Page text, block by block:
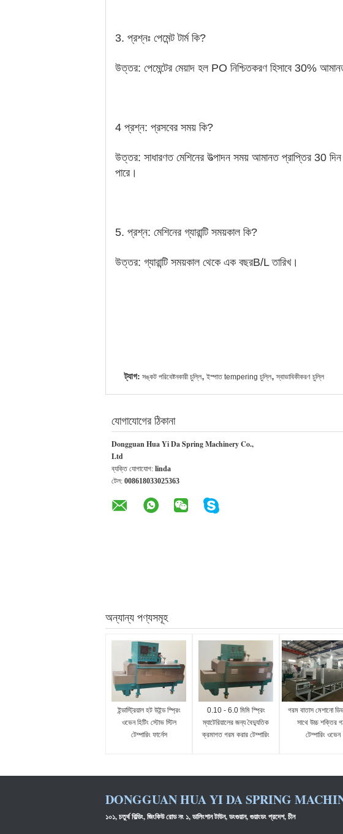
3. প্রশ্নঃ পেমেন্ট টার্ম কি?
উত্তর: পেমেন্টের মেয়াদ হল PO নিশ্চিতকরণ হিসাবে 30%
4 প্রশ্ন: প্রসবের সময় কি?
উত্তর: সাধারণত মেশিনের উত্পাদন সময় আমানত প্রাপ্তির 30
পারে।
5. প্রশ্ন: মেশিনের গ্যারান্টি সময়কাল কি?
উত্তর: গ্যারান্টি সময়কাল থেকে এক বছরB/L তারিখ।
ট্যাগ: সঙ্কট পরিবেষ্টনকারী চুল্লি, ইস্পাত tempering চুল্লি, স্বাভাবিকীকরণ চুল্লি
যোগাযোগের ঠিকানা
Dongguan Hua Yi Da Spring Machinery Co.,
Ltd
ব্যক্তি যোগাযোগ: linda
টেল: 008618033025363
অন্যান্য পণ্যসমূহ
ইন্ডাস্ট্রিয়াল হট উইন্ড স্প্রিং
ওভেন হিটিং স্টোভ স্টিল
টেম্পারিং ফার্নেস
0.10 - 6.0 মিমি স্প্রিং
ম্যাটেরিয়ালের জন্য বৈদ্যুতিক
ক্রমাগত গরম করার টেম্পারিং
গরম বাতাস মেশানো
সাথে উচ্চ শক্তির
টেম্পারিং ওভেন
DONGGUAN HUA YI DA SPRING
১০১, চতুর্থ বিল্ডিং, জিংকিউ রোড নং ১, ডালিংশান টাউন, ডংগুয়ান, গুয়াংডং প্রদেশ, চীন